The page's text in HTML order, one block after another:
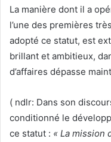
La manière dont il a
l’une des premières
adopté ce statut, est
brillant et ambitieux,
d’affaires dépasse
( ndlr: Dans son
conditionné le
ce statut : « La mission